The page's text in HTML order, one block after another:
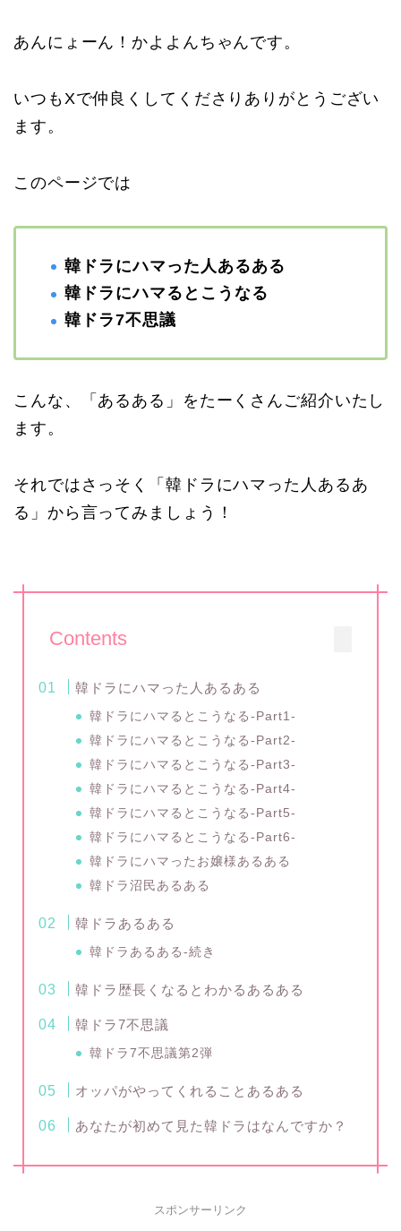
あんにょーん！かよよんちゃんです。
いつもXで仲良くしてくださりありがとうござい
ます。
このページでは
韓ドラにハマった人あるある
韓ドラにハマるとこうなる
韓ドラ7不思議
こんな、「あるある」をたーくさんご紹介いたし
ます。
それではさっそく「韓ドラにハマった人あるあ
る」から言ってみましょう！
Contents
韓ドラにハマった人あるある
韓ドラにハマるとこうなる-Part1-
韓ドラにハマるとこうなる-Part2-
韓ドラにハマるとこうなる-Part3-
韓ドラにハマるとこうなる-Part4-
韓ドラにハマるとこうなる-Part5-
韓ドラにハマるとこうなる-Part6-
韓ドラにハマったお嬢様あるある
韓ドラ沼民あるある
韓ドラあるある
韓ドラあるある-続き
韓ドラ歴長くなるとわかるあるある
韓ドラ7不思議
韓ドラ7不思議第2弾
オッパがやってくれることあるある
あなたが初めて見た韓ドラはなんですか？
スポンサーリンク